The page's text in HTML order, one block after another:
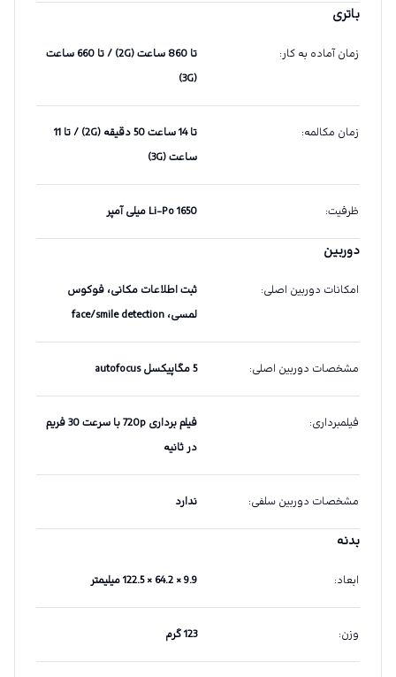
باتری
زمان آماده به کار:
تا 860 ساعت (2G) / تا 660 ساعت
(3G)
زمان مکالمه:
تا 14 ساعت 50 دقیقه (2G) / تا 11
ساعت (3G)
ظرفیت: Li-Po 1650 میلی آمپر
دوربین
امکانات دوربین اصلی:
ثبت اطلاعات مکانی، فوکوس
لمسی، face/smile detection
مشخصات دوربین اصلی: 5 مگاپیکسل autofocus
فیلمبرداری:
فیلم برداری 720p با سرعت 30 فریم
در ثانیه
مشخصات دوربین سلفی: ندارد
بدنه
ابعاد: 9.9 × 64.2 × 122.5 میلیمتر
وزن: 123 گرم